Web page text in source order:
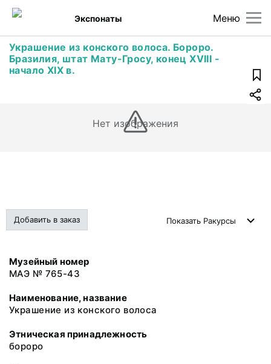
Меню
Экспонаты
Украшение из конского волоса. Бороро.
Бразилия, штат Мату-Гросу, конец XVIII -
начало XIX в.
Нет изображения
Добавить в заказ Показать Ракурсы
Музейный номер
МАЭ № 765-43
Наименование, название
Украшение из конского волоса
Этническая принадлежность
бороро